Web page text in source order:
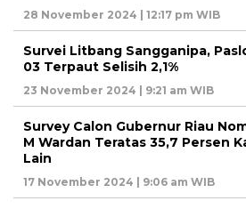
28 November 2024 | 12:17 pm WIB
Survei Litbang Sangganipa,
03 Terpaut Selisih 2,1%
23 November 2024 | 9:21 am WIB
Survey Calon Gubernur Riau
M Wardan Teratas 35,7 Persen
Lain
17 November 2024 | 9:06 am WIB